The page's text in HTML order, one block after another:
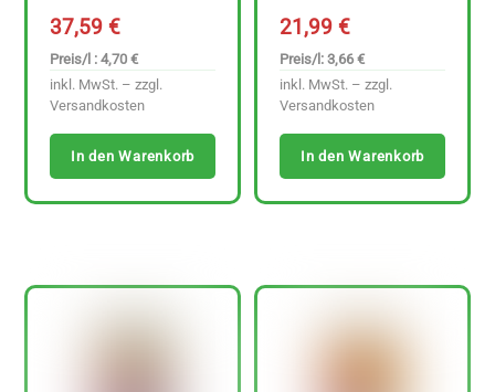
37,59€
Preis/l : 4,70 €
inkl. MwSt. – zzgl.
Versandkosten
In den Warenkorb
21,99€
Preis/l: 3,66 €
inkl. MwSt. – zzgl.
Versandkosten
In den Warenkorb